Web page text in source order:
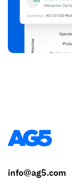
info@ag5.com